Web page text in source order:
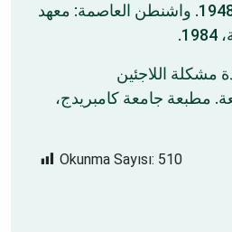
للفلسطينيين 1876–1948. واشنطن العاصمة: معهد
مشكلة اللاجئين
مطبعة جامعة كامبريدج،
Okunma Sayısı: 510